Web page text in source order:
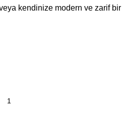
kendinize modern ve zarif bir